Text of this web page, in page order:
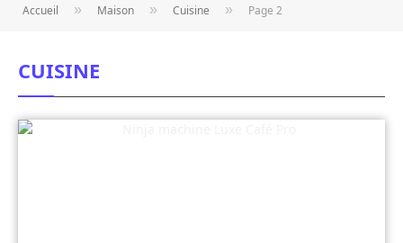
Accueil » Maison » Cuisine » Page 2
CUISINE